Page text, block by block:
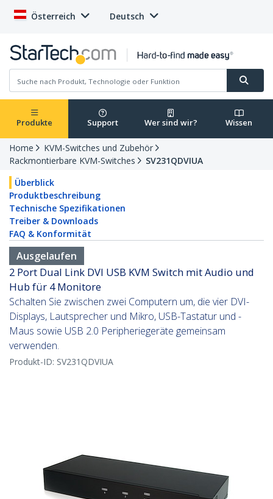
Österreich Deutsch
Produkte Support Wer sind wir? Wissen
Home
KVM-Switches und Zubehör
Rackmontierbare KVM-Switches
SV231QDVIUA
Überblick
Produktbeschreibung
Technische Spezifikationen
Treiber & Downloads
FAQ & Konformität
Ausgelaufen
2 Port Dual Link DVI USB KVM Switch mit Audio und
Hub für 4 Monitore
Schalten Sie zwischen zwei Computern um, die vier DVI-
Displays, Lautsprecher und Mikro, USB-Tastatur und -
Maus sowie USB 2.0 Peripheriegeräte gemeinsam
verwenden.
Produkt-ID: SV231QDVIUA